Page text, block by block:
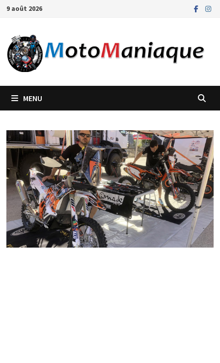
Passer
contenu
9 août 2026
MENU